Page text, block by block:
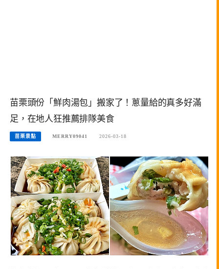
苗栗頭份「鮮肉湯包」搬家了！蔥量給的真多好滿
足，在地人狂推薦排隊美食
苗栗景點 MERRY09041 2026-03-18